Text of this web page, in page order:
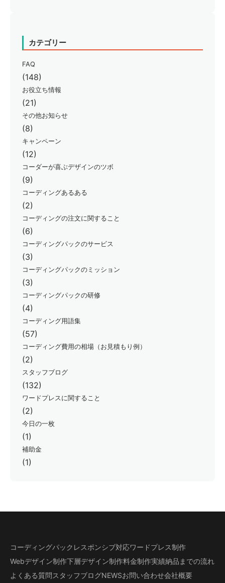
カテゴリー
FAQ
(148)
お役立ち情報
(21)
その他お知らせ
(8)
キャンペーン
(12)
コーダーが喜ぶデザインのツボ
(9)
コーディングあるある
(2)
コーディングの注文に関すること
(6)
コーディングパックのサービス
(3)
コーディングパックのミッション
(3)
コーディングパックの研修
(4)
コーディング用語集
(57)
コーディング費用の相場（お見積もり例）
(2)
スタッフブログ
(132)
ワードプレスに関すること
(2)
今日の一枚
(1)
補助金
(1)
コーディングパック レスポンシブ対応ワードプレス制作
Webデザイン制作下層デザイン制作料金制作実績納品までの流れ
よくある質問スタッフブログNEWSお問い合わせ会社概要